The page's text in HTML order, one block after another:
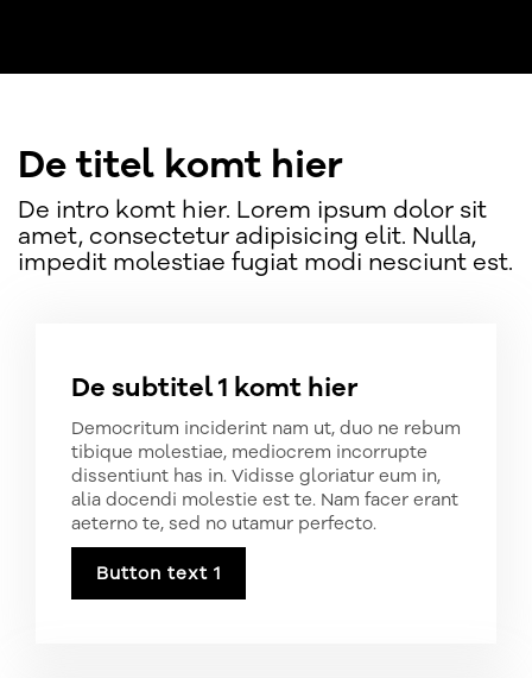
De titel komt hier
De intro komt hier. Lorem ipsum dolor sit
amet, consectetur adipisicing elit. Nulla,
impedit molestiae fugiat modi nesciunt est.
De subtitel 1 komt hier
Democritum inciderint nam ut, duo ne rebum
tibique molestiae, mediocrem incorrupte
dissentiunt has in. Vidisse gloriatur eum in,
alia docendi molestie est te. Nam facer erant
aeterno te, sed no utamur perfecto.
Button text 1